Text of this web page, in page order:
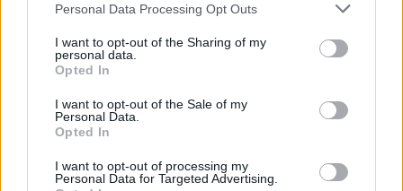
Personal Data Processing Opt Outs
I want to opt-out of the Sharing of my
personal data.
Opted In
I want to opt-out of the Sale of my
Personal Data.
Opted In
I want to opt-out of processing my
Personal Data for Targeted Advertising.
Λάτσε, η οποία ηγήθηκε κοινής πρωτοβουλίας 25
ευρωπαϊκών χωρών για τον αποκλεισμό της
Ρωσίας, δήλωσε ότι θα μποϊκοτάρει τα εγκαίνια
Υπουργείο Πολιτισμού της Λετονίας υποστήριξε
ότι η συμμετοχή της Ρωσίας θα της προσέδιδε
«νομιμοποίηση μέσω μιας μεγάλης ευρωπαϊκής